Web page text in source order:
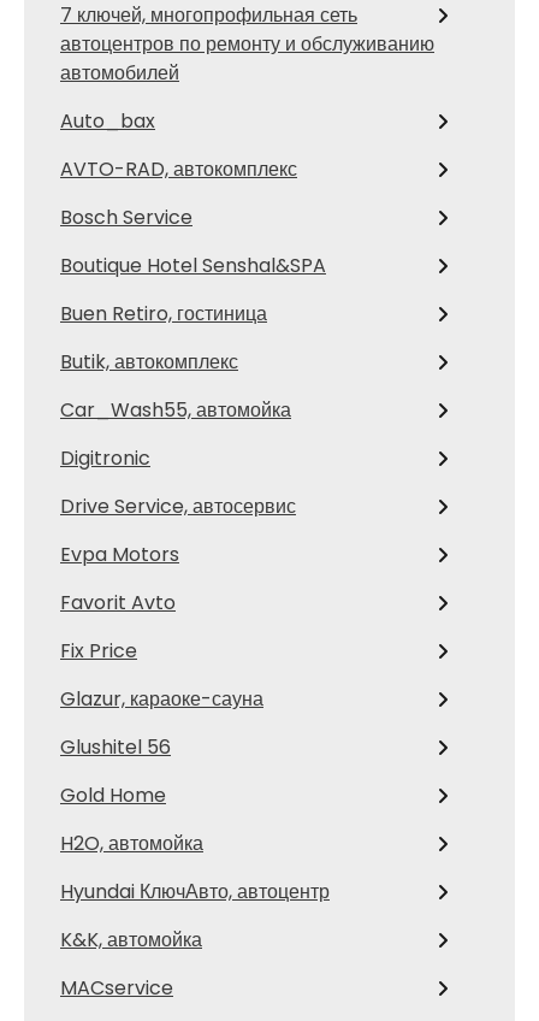
7 ключей, многопрофильная сеть
автоцентров по ремонту и обслуживанию
автомобилей
Auto_bax
AVTO-RAD, автокомплекс
Bosch Service
Boutique Hotel Senshal&SPA
Buen Retiro, гостиница
Butik, автокомплекс
Car_Wash55, автомойка
Digitronic
Drive Service, автосервис
Evpa Motors
Favorit Avto
Fix Price
Glazur, караоке-сауна
Glushitel 56
Gold Home
H2O, автомойка
Hyundai КлючАвто, автоцентр
K&K, автомойка
MACservice